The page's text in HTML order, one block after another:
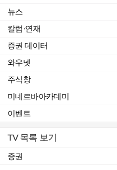
뉴스
칼럼·연재
증권 데이터
와우넷
주식창
미네르바아카데미
이벤트
TV 목록 보기
증권